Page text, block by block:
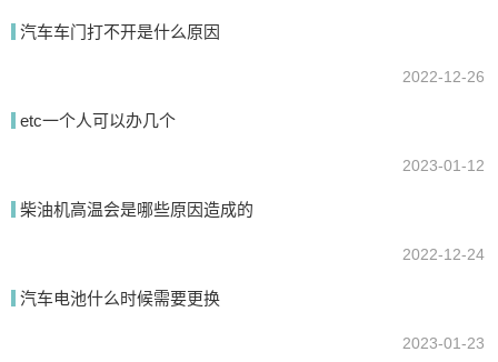
汽车车门打不开是什么原因
2022-12-26
etc一个人可以办几个
2023-01-12
柴油机高温会是哪些原因造成的
2022-12-24
汽车电池什么时候需要更换
2023-01-23